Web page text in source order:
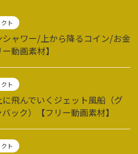
ト
シャワー/上から降るコイン/お金
ー動画素材】
ト
飛んでいくジェット風船（グ
ック）【フリー動画素材】
ト